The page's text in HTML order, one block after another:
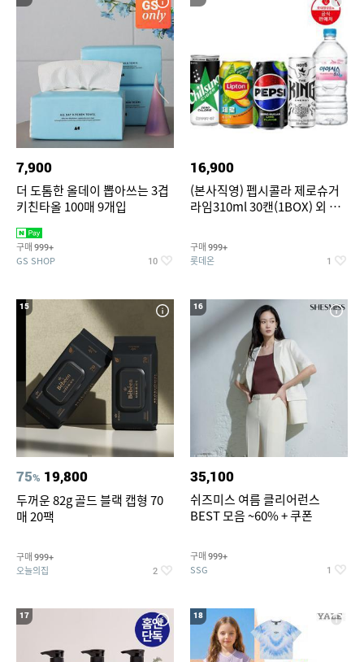
7,900
더 도톰한 올데이 뽑아쓰는 3겹
키친타올 100매 9개입
구매 999+
GS SHOP 10
16,900
(본사직영) 펩시콜라 제로슈거
라임310ml 30캔(1BOX) 외 롯
구매 999+
롯데온 1
15
75% 19,800
두꺼운 82g 골드 블랙 캡형 70
매 20팩
구매 999+
오늘의집 2
16
35,100
쉬즈미스 여름 클리어런스
BEST 모음 ~60% + 쿠폰
구매 999+
SSG 1
17 18